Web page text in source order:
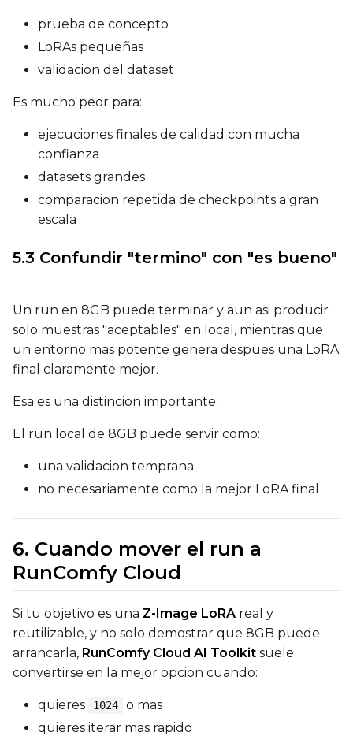
Seed
LoRA Scale
Prompt
Seed
prueba de concepto
LoRAs pequeñas
validacion del dataset
Es mucho peor para:
ejecuciones finales de calidad con mucha
confianza
datasets grandes
comparacion repetida de checkpoints a gran
escala
5.3 Confundir "termino" con "es bueno"
Un run en 8GB puede terminar y aun asi producir
solo muestras "aceptables" en local, mientras que
un entorno mas potente genera despues una LoRA
final claramente mejor.
Esa es una distincion importante.
El run local de 8GB puede servir como:
una validacion temprana
no necesariamente como la mejor LoRA final
6. Cuando mover el run a
RunComfy Cloud
Si tu objetivo es una Z-Image LoRA real y
reutilizable, y no solo demostrar que 8GB puede
arrancarla, RunComfy Cloud AI Toolkit suele
convertirse en la mejor opcion cuando:
quieres 1024
o mas
quieres iterar mas rapido